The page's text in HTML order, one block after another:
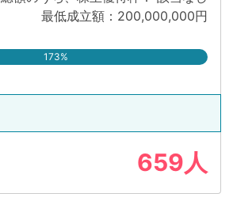
最低成立額：200,000,000円
173%
659人